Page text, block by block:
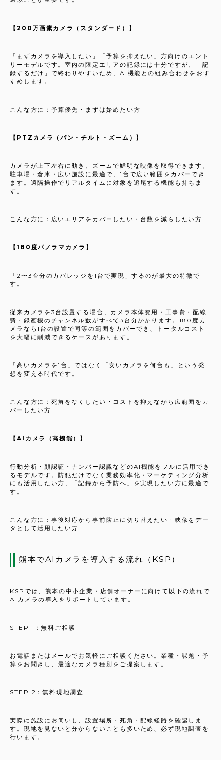
【200万画素カメラ（スタンダード）】
「まずカメラを導入したい」「予算を抑えたい」方向けのエント
リーモデルです。室内の限定エリアの記録には十分ですが、「記
録するだけ」で終わりやすいため、AI機能との組み合わせをおす
すめします。
こんな方に：予算優先・まずは始めたい方
【PTZカメラ（パン・チルト・ズーム）】
カメラが上下左右に動き、ズームで鮮明な映像を取得できます。
駐車場・倉庫・広い施設に最適で、1台で広い範囲をカバーでき
ます。遠隔操作でリアルタイムに対象を追尾する機能も持ちま
す。
こんな方に：広いエリアをカバーしたい・台数を減らしたい方
【180度パノラマカメラ】
「2〜3台分のカバレッジを1台で実現」するのが最大の特徴で
す。
従来カメラを3台設置する場合、カメラ本体費用・工事費・配線
費・録画機のチャンネル数がすべて3台分かかります。180度カ
メラなら1台の設置で同等の範囲をカバーでき、トータルコスト
を大幅に削減できるケースがあります。
「高いカメラを1台」ではなく「安いカメラを何台も」という発
想を変える時代です。
こんな方に：死角をなくしたい・コストを抑えながら広範囲をカ
バーしたい方
【AIカメラ（高機能）】
行動分析・顔認証・ナンバー認識などのAI機能をフルに活用でき
るモデルです。防犯だけでなく業務効率化・マーケティング分析
にも活用したい方、「記録から予防へ」を実現したい方に最適で
す。
こんな方に：事後対応から事前防止に切り替えたい・映像をデー
タとして活用したい方
熊本でAIカメラを導入する流れ（KSP）
KSPでは、熊本の中小企業・店舗オーナーに向けて以下の流れで
AIカメラの導入をサポートしています。
STEP 1：無料ご相談
お電話またはメールでお気軽にご相談ください。業種・課題・予
算をお聞きし、最適なカメラ種別をご提案します。
STEP 2：無料現地調査
実際に施設にお伺いし、設置場所・死角・配線経路を確認しま
す。現地を見ないと分からないことも多いため、必ず現地調査を
行います。